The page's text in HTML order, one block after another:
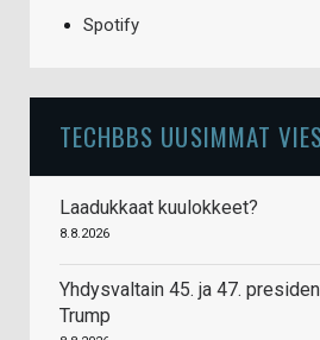
Spotify
TECHBBS UUSIMMAT
Laadukkaat kuulokkeet?
8.8.2026
Yhdysvaltain 45. ja 47.
Trump